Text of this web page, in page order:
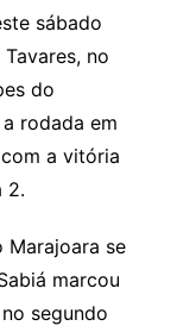
sábado
no
do
rodada em
a vitória
2.
Marajoara se
marcou
segundo